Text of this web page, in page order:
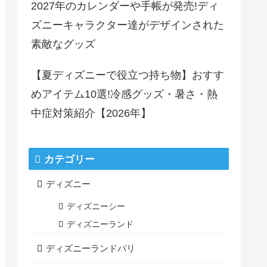
2027年のカレンダーや手帳が発売!ディ
ズニーキャラクター達がデザインされた
素敵なグッズ
【夏ディズニーで役立つ持ち物】おすす
めアイテム10選!冷感グッズ・暑さ・熱
中症対策紹介【2026年】
カテゴリー
ディズニー
ディズニーシー
ディズニーランド
ディズニーランドパリ